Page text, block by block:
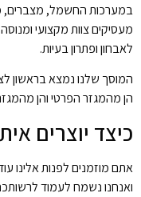
במערכות החשמל, מצברים,
מעסיקים צוות מקצועי
לאבחון ופתרון בעיות.
המוסך שלנו נמצא בראשון
הן מהמגזר הפרטי והן
כיצד יוצרים
אתם מוזמנים לפנות אלינו
ואנחנו נשמח לעמוד